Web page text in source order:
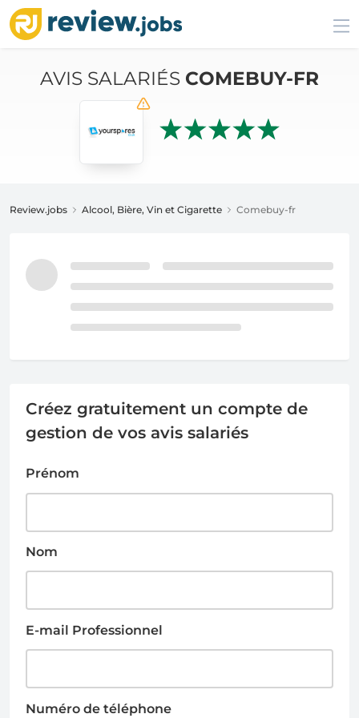
AVIS SALARIÉS COMEBUY-FR
Review.jobs Alcool, Bière, Vin et Cigarette Comebuy-fr
Créez gratuitement un compte de
gestion de vos avis salariés
Prénom
Nom
E-mail Professionnel
Numéro de téléphone